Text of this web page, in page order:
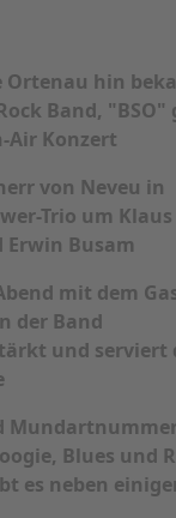
Ortenau hin
Band, "BSO"
Air Konzert
von Neveu in
Trio um
Busam
mit dem
der Band
und serviert
Blues und
es neben